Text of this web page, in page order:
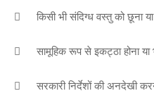
 किसी भी संदिग्ध वस्तु को छूना
 सामूहिक रूप से इकट्ठा होना या
 सरकारी निर्देशों की अनदेखी